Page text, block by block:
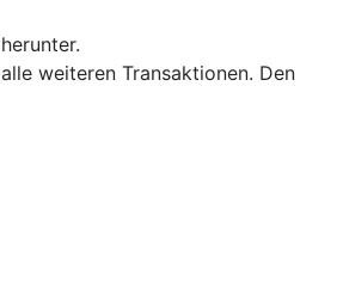
weiteren Transaktionen. Den